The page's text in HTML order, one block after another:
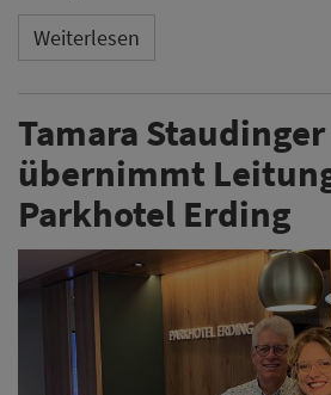
Weiterlesen
Tamara Staudinger
übernimmt
Parkhotel Erding